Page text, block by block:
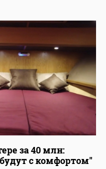
за 40 млн:
с комфортом"